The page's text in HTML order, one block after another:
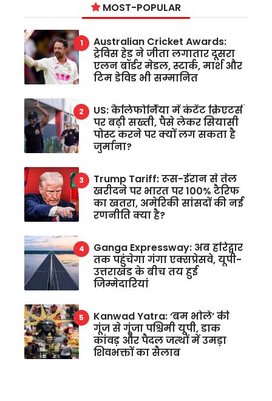
MOST-POPULAR
Australian Cricket Awards:
ट्रेविस हेड ने जीता लगातार दूसरा
एलन बॉर्डर मेडल, स्टार्क, मार्श और
टिम डेविड भी सम्मानित
US: कैलिफोर्निया में कंटेंट क्रिएटर्स
पर बढ़ी सख्ती, पैसे लेकर सियासी
पोस्ट करने पर क्यों लग सकता है
जुर्माना?
Trump Tariff: रूस-ईरान से तेल
खरीदने पर भारत पर 100% टैरिफ
का खतरा, अमेरिकी सांसदों की नई
रणनीति क्या है?
Ganga Expressway: अब हरिद्वार
तक पहुंचेगा गंगा एक्सप्रेसवे, यूपी-
उत्तराखंड के बीच तय हुई
जिम्मेदारियां
Kanwad Yatra: ‘बम भोले’ की
गूंज से गूंजा पश्चिमी यूपी, डाक
कांवड़ और पैदल जत्थों में उमड़ा
शिवभक्तों का सैलाब